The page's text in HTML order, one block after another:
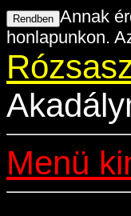
Annak
honlapunkon.
Menü